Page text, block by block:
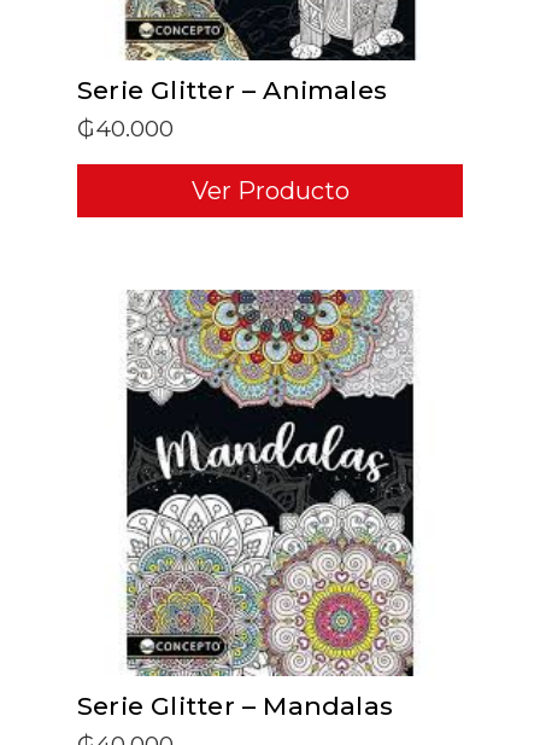
Serie Glitter – Animales
₲40.000
Ver Producto
ADD TO CART
Serie Glitter – Mandalas